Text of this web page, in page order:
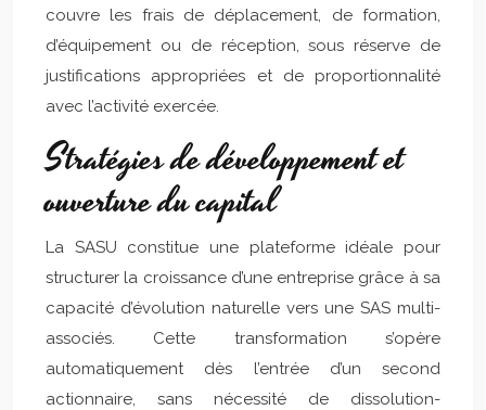
couvre les frais de déplacement, de formation,
d’équipement ou de réception, sous réserve de
justifications appropriées et de proportionnalité
avec l’activité exercée.
Stratégies de développement et
ouverture du capital
La SASU constitue une plateforme idéale pour
structurer la croissance d’une entreprise grâce à sa
capacité d’évolution naturelle vers une SAS multi-
associés. Cette transformation s’opère
automatiquement dès l’entrée d’un second
actionnaire, sans nécessité de dissolution-